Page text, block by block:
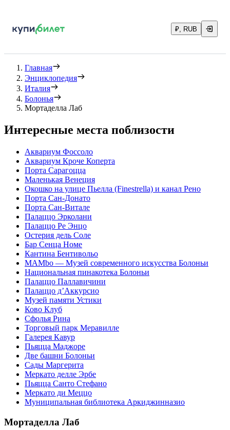
₽, RUB
Главная
Энциклопедия
Италия
Болонья
Мортаделла Лаб
Интересные места поблизости
Аквариум Фоссоло
Аквариум Кроче Коперта
Порта Сарагоцца
Маленькая Венеция
Окошко на улице Пьелла (Finestrella) и канал Рено
Порта Сан-Донато
Порта Сан-Витале
Палаццо Эрколани
Палаццо Ре Энцо
Остерия дель Соле
Бар Сенца Номе
Кантина Бентивольо
MAMbo — Музей современного искусства Болоньи
Национальная пинакотека Болоньи
Палаццо Паллавичини
Палаццо д’Аккурсио
Музей памяти Устики
Ково Клуб
Сфолья Рина
Торговый парк Меравилле
Галерея Кавур
Пьяцца Маджоре
Две башни Болоньи
Сады Маргерита
Меркато делле Эрбе
Пьяцца Санто Стефано
Меркато ди Меццо
Муниципальная библиотека Аркиджинназио
Мортаделла Лаб